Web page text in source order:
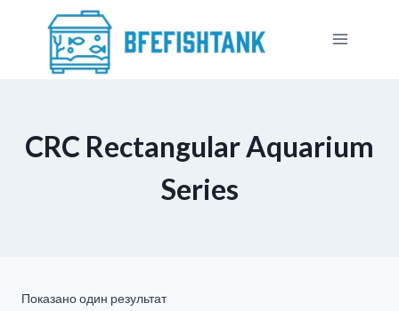
Перейти
CRC Rectangular Aquarium
Series
Показано один результат